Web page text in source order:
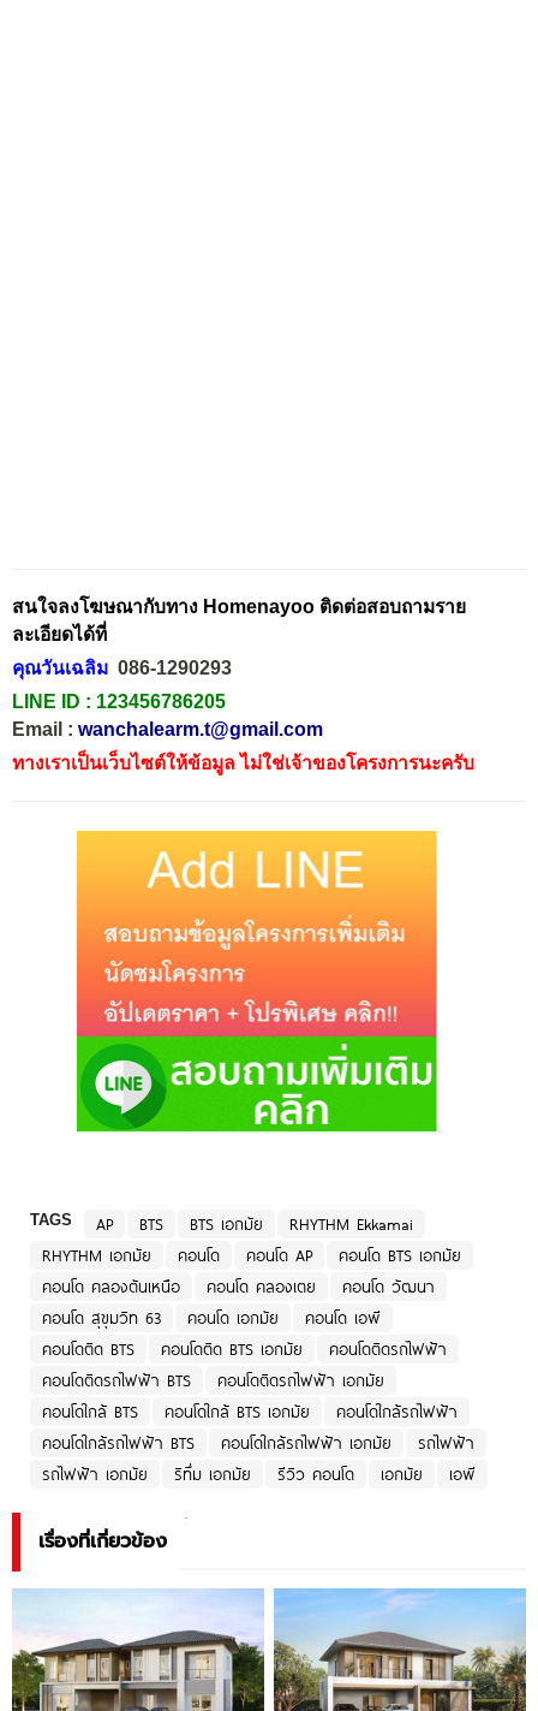
สนใจลงโฆษณากับทาง Homenayoo ติดต่อสอบถามราย
ละเอียดได้ที่
คุณวันเฉลิม 086-1290293
LINE ID : 123456786205
Email : wanchalearm.t@gmail.com
ทางเราเป็นเว็บไซต์ให้ข้อมูล ไม่ใช่เจ้าของโครงการนะครับ
TAGS AP BTS BTS เอกมัย
RHYTHM Ekkamai
RHYTHM เอกมัย
คอนโด คอนโด AP
คอนโด BTS เอกมัย
คอนโด คลองตันเหนือ
คอนโด คลองเตย
คอนโด วัฒนา
คอนโด สุขุมวิท 63
คอนโด เอกมัย
คอนโด เอพี
คอนโดติด BTS
คอนโดติด BTS เอกมัย
คอนโดติดรถไฟฟ้า
คอนโดติดรถไฟฟ้า BTS
คอนโดติดรถไฟฟ้า เอกมัย
คอนโดใกล้ BTS
คอนโดใกล้ BTS เอกมัย
คอนโดใกล้รถไฟฟ้า
คอนโดใกล้รถไฟฟ้า BTS
คอนโดใกล้รถไฟฟ้า เอกมัย
รถไฟฟ้า
รถไฟฟ้า เอกมัย
ริทึ่ม เอกมัย รีวิว คอนโด เอกมัย เอพี
เรื่องที่เกี่ยวข้อง